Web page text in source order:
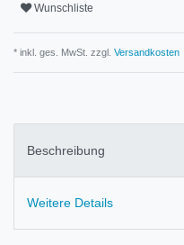
Wunschliste
* inkl. ges. MwSt. zzgl. Versandkosten
Beschreibung
Weitere Details